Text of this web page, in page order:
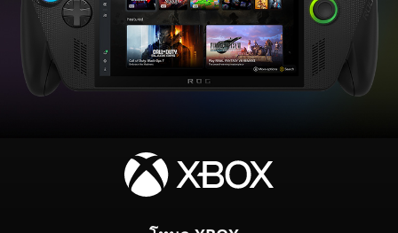
เปิด
เครื่อง
สำหรับ
ROG